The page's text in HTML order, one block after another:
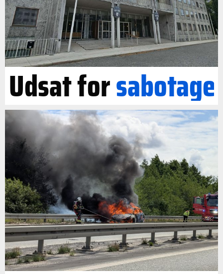
Udsat forsabotage